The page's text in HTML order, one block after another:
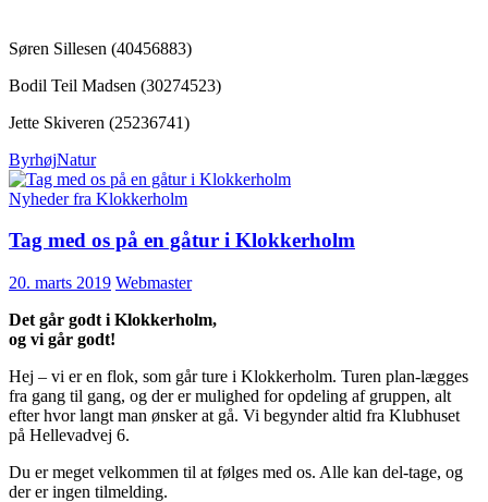
Søren Sillesen (40456883)
Bodil Teil Madsen (30274523)
Jette Skiveren (25236741)
ByrhøjNatur
Nyheder fra Klokkerholm
Tag med os på en gåtur i Klokkerholm
20. marts 2019 Webmaster
Det går godt i Klokkerholm,
og vi går godt!
Hej – vi er en flok, som går ture i Klokkerholm. Turen plan-lægges
fra gang til gang, og der er mulighed for opdeling af gruppen, alt
efter hvor langt man ønsker at gå. Vi begynder altid fra Klubhuset
på Hellevadvej 6.
Du er meget velkommen til at følges med os. Alle kan del-tage, og
der er ingen tilmelding.